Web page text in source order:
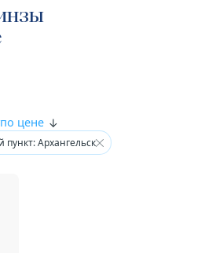
по цене
Архангельск